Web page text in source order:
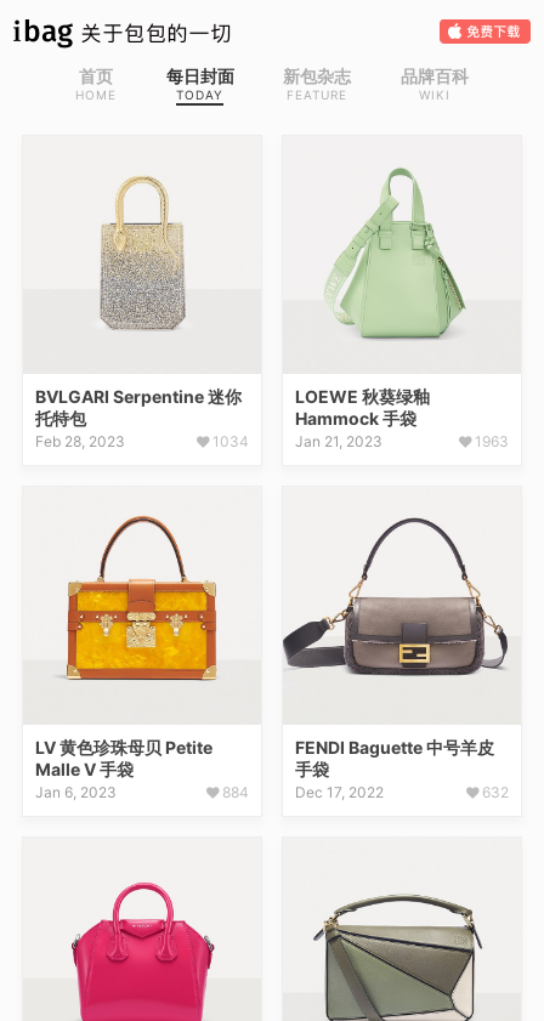
首页
HOME
每日封面
TODAY
新包杂志
FEATURE
品牌百科
WIKI
BVLGARI Serpentine 迷你
托特包
Feb 28, 2023 1034
LOEWE 秋葵绿釉
Hammock 手袋
Jan 21, 2023 1963
LV 黄色珍珠母贝 Petite
Malle V 手袋
Jan 6, 2023 884
FENDI Baguette 中号羊皮
手袋
Dec 17, 2022 632